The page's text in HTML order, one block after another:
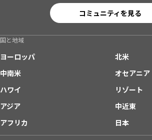
コミュニティを見る
国と地域
ヨーロッパ
北米
中南米
オセアニア
ハワイ
リゾート
アジア
中近東
アフリカ
日本